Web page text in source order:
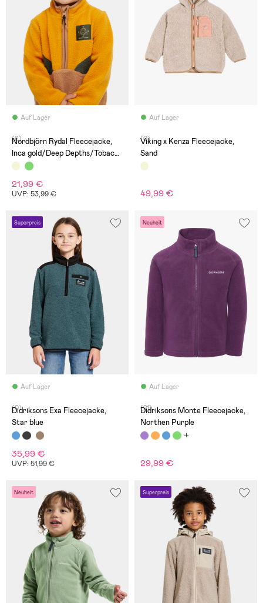
Auf Lager
(6)
Nordbjörn Rydal Fleecejacke,
Inca gold/Deep Depths/Tobacco
brown
21,99 €
UVP: 53,99 €
Auf Lager
(0)
Viking x Kenza Fleecejacke,
Sand
49,99 €
Superpreis
Auf Lager
(0)
Didriksons Exa Fleecejacke,
Star blue
35,99 €
UVP: 51,99 €
Neuheit
Auf Lager
(21)
Didriksons Monte Fleecejacke,
Northen Purple
29,99 €
Neuheit Superpreis